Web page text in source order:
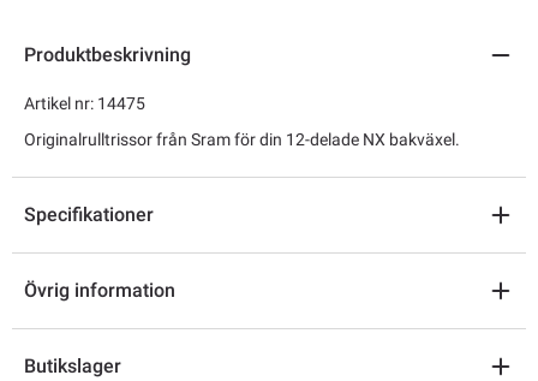
Produktbeskrivning
Artikel nr: 14475
Originalrulltrissor från Sram för din 12-delade NX bakväxel.
Specifikationer
Övrig information
Butikslager